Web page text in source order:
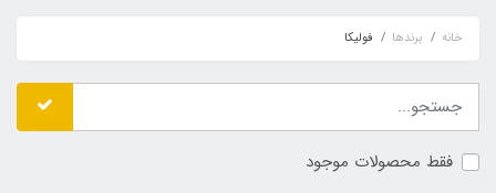
خانه برندها فولیکا
فقط محصولات موجود